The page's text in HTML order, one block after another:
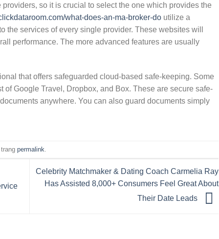
so it is crucial to select the one which provides the
what-does-an-ma-broker-do utilize a
the services of every single provider. These websites will
performance. The more advanced features are usually
that offers safeguarded cloud-based safe-keeping. Some
Google Travel, Dropbox, and Box. These are secure safe-
anywhere. You can also guard documents simply
trang permalink
Celebrity Matchmaker & Dating Coach Carmelia Ray
Has Assisted 8,000+ Consumers Feel Great About
Their Date Leads